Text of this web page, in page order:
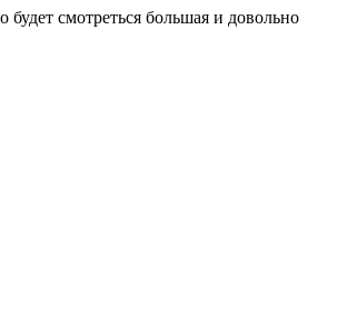
смотреться большая и довольно